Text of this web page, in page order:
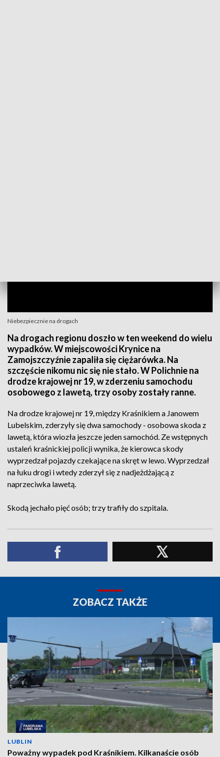
Niebezpiecznie na drogach
Na drogach regionu doszło w ten weekend do wielu
wypadków. W miejscowości Krynice na
Zamojszczyźnie zapaliła się ciężarówka. Na
szczęście nikomu nic się nie stało. W Polichnie na
drodze krajowej nr 19, w zderzeniu samochodu
osobowego z lawetą, trzy osoby zostały ranne.
Na drodze krajowej nr 19, między Kraśnikiem a Janowem
Lubelskim, zderzyły się dwa samochody - osobowa skoda z
lawetą, która wiozła jeszcze jeden samochód. Ze wstępnych
ustaleń kraśnickiej policji wynika, że kierowca skody
wyprzedzał pojazdy czekające na skręt w lewo. Wyprzedzał
na łuku drogi i wtedy zderzył się z nadjeżdżającą z
naprzeciwka lawetą.
Skodą jechało pięć osób; trzy trafiły do szpitala.
ZOBACZ TAKŻE
LUBLIN
Poważny wypadek pod Kraśnikiem. Kilkanaście osób